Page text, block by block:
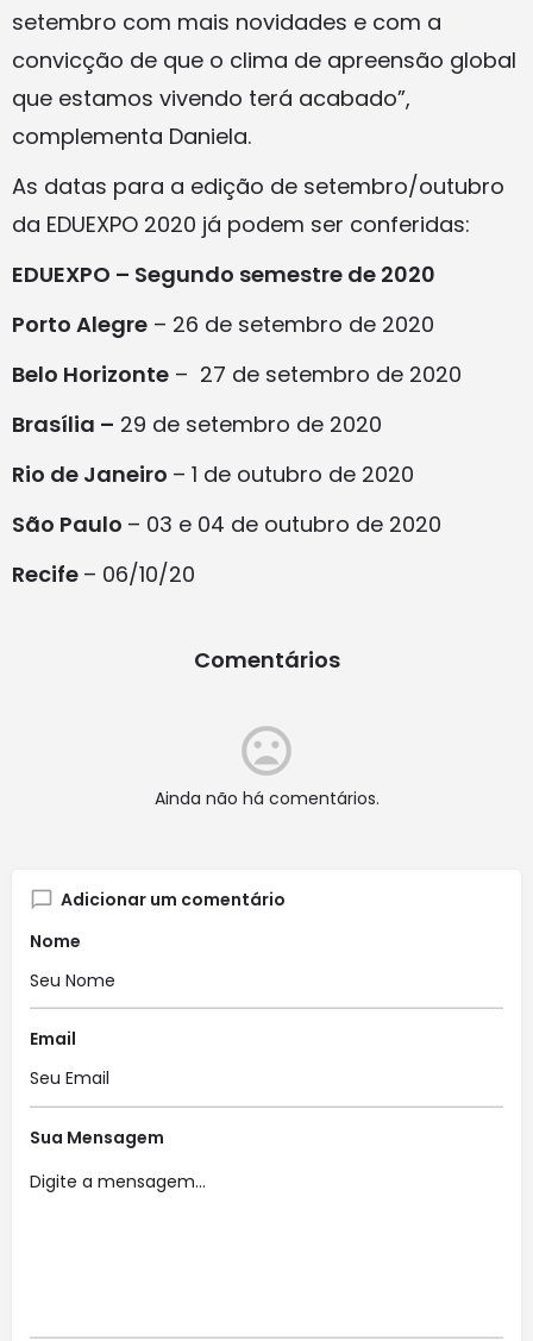
setembro com mais novidades e com a
convicção de que o clima de apreensão global
que estamos vivendo terá acabado”,
complementa Daniela.
As datas para a edição de setembro/outubro
da EDUEXPO 2020 já podem ser conferidas:
EDUEXPO – Segundo semestre de 2020
Porto Alegre – 26 de setembro de 2020
Belo Horizonte – 27 de setembro de 2020
Brasília – 29 de setembro de 2020
Rio de Janeiro – 1 de outubro de 2020
São Paulo – 03 e 04 de outubro de 2020
Recife – 06/10/20
Comentários
Ainda não há comentários.
Adicionar um comentário
Nome
Email
Sua Mensagem